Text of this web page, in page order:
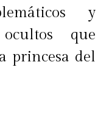
y
que
princesa del